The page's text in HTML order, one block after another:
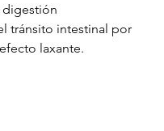
digestión
tránsito intestinal por
laxante.